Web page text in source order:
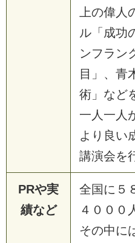
上の偉人
ル「成功
ンフラン
目」、青
術」など
一人一人
より良い
講演会を
PRや実
績など
全国に５
４０００
その中に